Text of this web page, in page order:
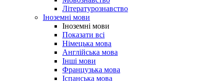
Літературознавство
Іноземні мови
Іноземні мови
Показати всі
Німецька мова
Англійська мова
Інші мови
Французька мова
Іспанська мова